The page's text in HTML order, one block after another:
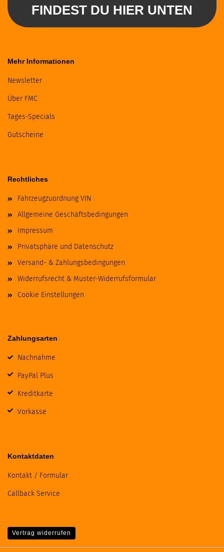
FINDEST DU HIER UNTEN
Mehr Informationen
Newsletter
Über FMC
Tages-Specials
Gutscheine
Rechtliches
Fahrzeugzuordnung VIN
Allgemeine Geschäftsbedingungen
Impressum
Privatsphäre und Datenschutz
Versand- & Zahlungsbedingungen
Widerrufsrecht & Muster-Widerrufsformular
Cookie Einstellungen
Zahlungsarten
Nachnahme
PayPal Plus
Kreditkarte
Vorkasse
Kontaktdaten
Kontakt / Formular
Callback Service
Vertrag widerrufen